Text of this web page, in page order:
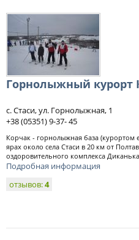
Горнолыжный курорт
с. Стаси, ул. Горнолыжная, 1
+38 (05351) 9-37- 45
Корчак - горнолыжная база (курортом
ярах около села Стаси в 20 км от
оздоровительного комплекса
Подробная информация
отзывов:4